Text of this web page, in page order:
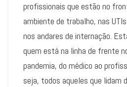
profissionais que estão no
ambiente de trabalho, nas
nos andares de internação.
quem está na linha de frente
pandemia, do médico ao
seja, todos aqueles que lidam